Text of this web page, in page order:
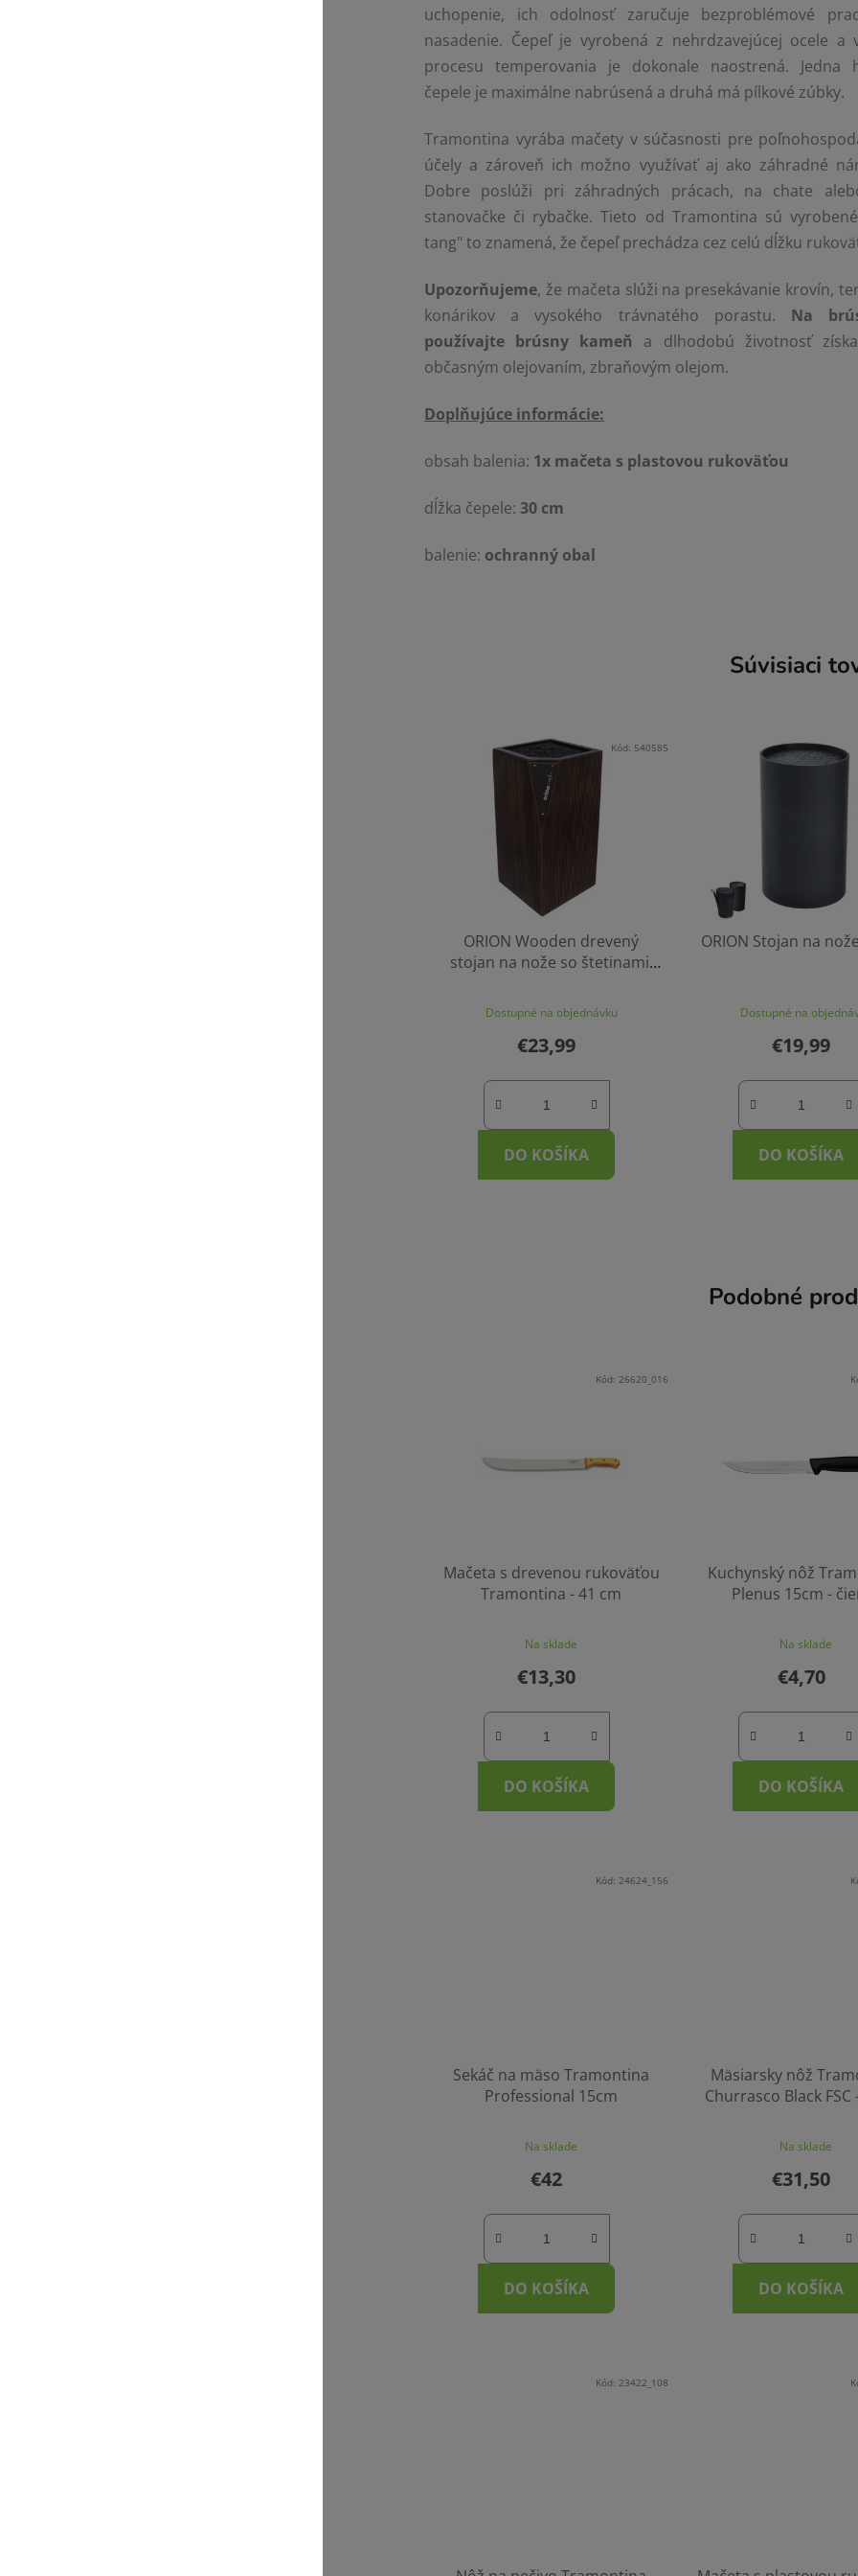
uchopenie, ich odolnosť zaručuje bezproblémové
nasadenie. Čepeľ je vyrobená z nehrdzavejúcej ocele a
procesu temperovania je dokonale naostrená. Jedna
čepele je maximálne nabrúsená a druhá má pílkové zúbky.
Tramontina vyrába mačety v súčasnosti pre
účely a zároveň ich možno využívať aj ako záhradné
Dobre poslúži pri záhradných prácach, na chate
stanovačke či rybačke. Tieto od Tramontina sú
tang" to znamená, že čepeľ prechádza cez celú dĺžku
Upozorňujeme, že mačeta slúži na presekávanie krovín,
konárikov a vysokého trávnatého porastu. Na
používajte brúsny kameň
a dlhodobú životnosť
občasným olejovaním, zbraňovým olejom.
Doplňujúce informácie:
obsah balenia: 1x mačeta s plastovou rukoväťou
dĺžka čepele: 30 cm
balenie: ochranný obal
Súvisiaci
ORION Wooden drevený
stojan na nože so štetinami,
Dostupné na objednávku
€23,99
DO KOŠÍKA
Kód: 540585
ORION Stojan na
Dostupné na
€19,99
DO KOŠÍKA
Podobné
Mačeta s drevenou rukoväťou
Tramontina - 41 cm
Na sklade
€13,30
DO KOŠÍKA
Kód: 26620_016
Kuchynský nôž
Plenus 15cm -
Na sklade
€4,70
DO KOŠÍKA
Sekáč na mäso Tramontina
Professional 15cm
Na sklade
€42
DO KOŠÍKA
Kód: 24624_156
Mäsiarsky nôž
Churrasco Black FSC
Na sklade
€31,50
DO KOŠÍKA
Kód: 23422_108